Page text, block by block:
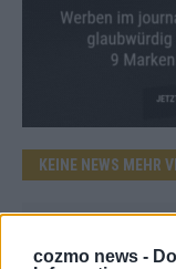
cozmo news -
KEINE NEWS MEHR